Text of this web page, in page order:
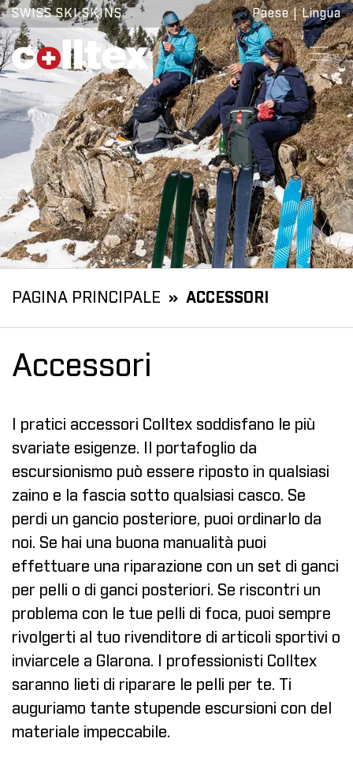
SWISS SKI SKINS Paese|Lingua
PAGINA PRINCIPALE ACCESSORI
Accessori
I pratici accessori Colltex soddisfano le più
svariate esigenze. Il portafoglio da
escursionismo può essere riposto in qualsiasi
zaino e la fascia sotto qualsiasi casco. Se
perdi un gancio posteriore, puoi ordinarlo da
noi. Se hai una buona manualità puoi
effettuare una riparazione con un set di ganci
per pelli o di ganci posteriori. Se riscontri un
problema con le tue pelli di foca, puoi sempre
rivolgerti al tuo rivenditore di articoli sportivi o
inviarcele a Glarona. I professionisti Colltex
saranno lieti di riparare le pelli per te. Ti
auguriamo tante stupende escursioni con del
materiale impeccabile.